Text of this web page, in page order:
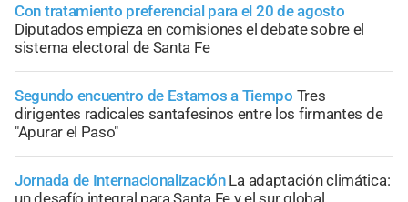
Con tratamiento preferencial para el 20 de agosto
Diputados empieza en comisiones el debate sobre el
sistema electoral de Santa Fe
Segundo encuentro de Estamos a Tiempo Tres
dirigentes radicales santafesinos entre los firmantes de
"Apurar el Paso"
Jornada de Internacionalización La adaptación climática:
un desafío integral para Santa Fe y el sur global